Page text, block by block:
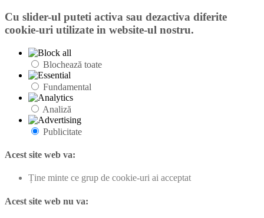
Cu slider-ul puteti activa sau dezactiva diferite
cookie-uri utilizate in website-ul nostru.
Blochează toate
Fundamental
Analiză
Publicitate
Acest site web va:
Ține minte ce grup de cookie-uri ai acceptat
Acest site web nu va: